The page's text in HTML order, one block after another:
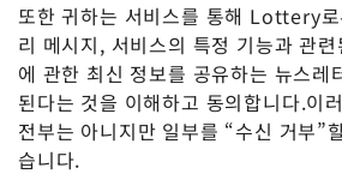
또한 귀하는 서비스를 통해 Lottery
리 메시지, 서비스의 특정 기능과 관
에 관한 최신 정보를 공유하는 뉴스레
된다는 것을 이해하고 동의합니다.이
전부는 아니지만 일부를 “수신 거부”
습니다.